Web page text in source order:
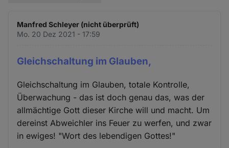
Manfred Schleyer (nicht überprüft)
Mo. 20 Dez 2021 - 17:59
Gleichschaltung im Glauben,
Gleichschaltung im Glauben, totale Kontrolle,
Überwachung - das ist doch genau das, was der
allmächtige Gott dieser Kirche will und macht. Um
dereinst Abweichler ins Feuer zu werfen, und zwar
in ewiges! "Wort des lebendigen Gottes!"